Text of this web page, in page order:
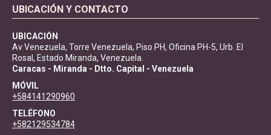
UBICACIÓN Y CONTACTO
UBICACIÓN
Av Venezuela, Torre Venezuela, Piso PH, Oficina PH-5, Urb. El
Rosal, Estado Miranda, Venezuela.
Caracas - Miranda - Dtto. Capital - Venezuela
MÓVIL
+584141290960
TELÉFONO
+582129534784